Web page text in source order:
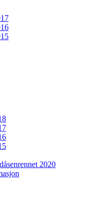
2020